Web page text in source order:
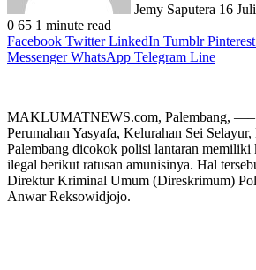
Jemy Saputera 16
0 65 1 minute read
Facebook Twitter LinkedIn Tumblr Pinterest
Messenger WhatsApp Telegram Line
MAKLUMATNEWS.com, Palembang, —–
Perumahan Yasyafa, Kelurahan Sei
Palembang dicokok polisi lantaran memiliki
ilegal berikut ratusan amunisinya. Hal
Direktur Kriminal Umum (Direskrimum)
Anwar Reksowidjojo.